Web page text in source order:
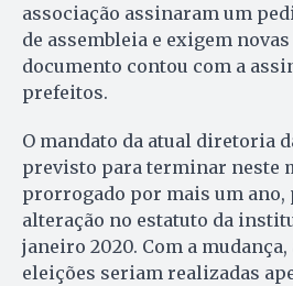
associação assinaram um
de assembleia e exigem
documento contou com a
prefeitos.
O mandato da atual diretoria
previsto para terminar neste
prorrogado por mais um ano,
alteração no estatuto da
janeiro 2020. Com a
eleições seriam realizadas